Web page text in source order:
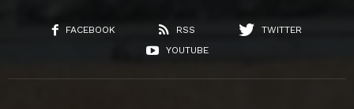
FACEBOOK RSS
TWITTER
YOUTUBE